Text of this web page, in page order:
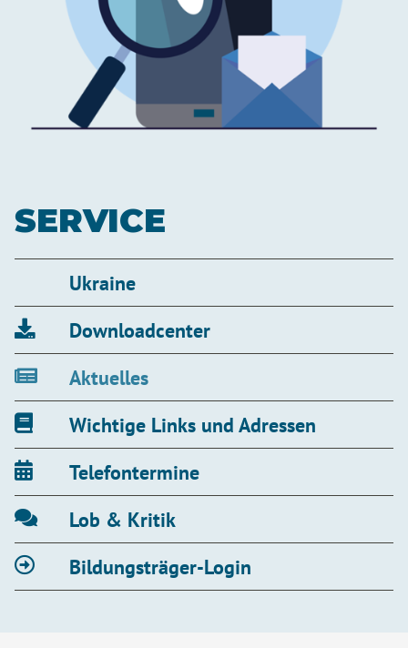
SERVICE
Ukraine
Downloadcenter
Aktuelles
Wichtige Links und Adressen
Telefontermine
Lob & Kritik
Bildungsträger-Login